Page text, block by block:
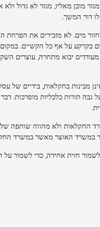
מובן מאליו, מגזר לא גדול ולא
דור המשך.
מים. לא מזכירים את הפרחת
בקרקע על אף כל הקשיים.
יבוא מתחרה, עוצרים
מבינות בחקלאות, בידיים של
תורות כלכליות מופרכות. דבר
החקלאות ולא מהווה שותפה
במשרד האוצר מאשר במשרד
חזית אחידה, כדי לשמור